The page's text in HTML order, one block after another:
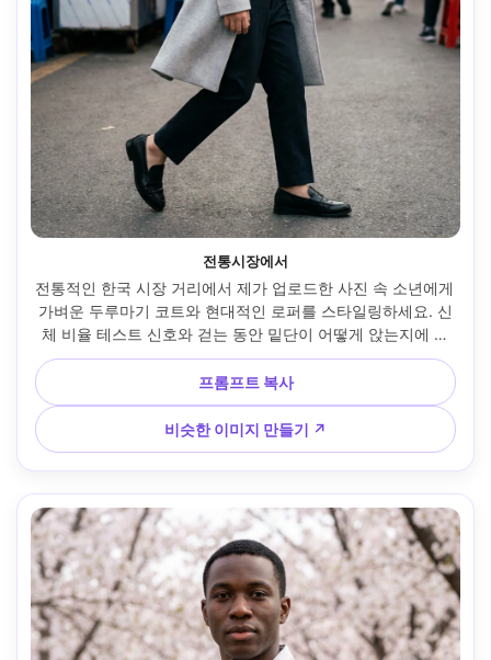
전통시장에서
전통적인 한국 시장 거리에서 제가 업로드한 사진 속 소년에게
가벼운 두루마기 코트와 현대적인 로퍼를 스타일링하세요. 신
체 비율 테스트 신호와 걷는 동안 밑단이 어떻게 앉는지에 집
중하세요. 혼합된 네온과 일광, Sony A7S III, 50mm, 수직 중
간-전체 프레임, 솔직한 분위기, 사실적인 디테일, 자연스러운
그림자 --ar 4:5
프롬프트 복사
비슷한 이미지 만들기 ↗